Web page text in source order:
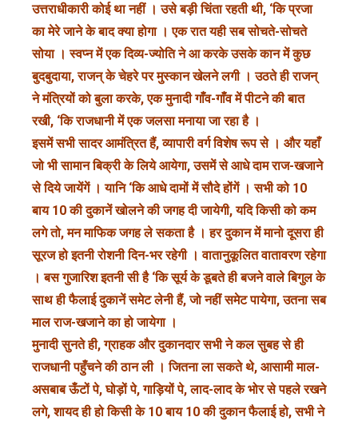
उत्तराधीकारी कोई था नहीं । उसे बड़ी चिंता रहती थी, ‘कि प्रजा
का मेरे जाने के बाद क्या होगा । एक रात यही सब सोचते-सोचते
सोया । स्वप्न में एक दिव्य-ज्योति ने आ करके उसके कान में कुछ
बुदबुदाया, राजन् के चेहरे पर मुस्कान खेलने लगी । उठते ही राजन्
ने मंत्रियों को बुला करके, एक मुनादी गाँव-गाँव में पीटने की बात
रखी, ‘कि राजधानी में एक जलसा मनाया जा रहा है ।
इसमें सभी सादर आमंत्रित हैं, व्यापारी वर्ग विशेष रूप से । और यहाँ
जो भी सामान बिक्री के लिये आयेगा, उसमें से आधे दाम राज-खजाने
से दिये जायेंगें । यानि ‘कि आधे दामों में सौदे होंगें । सभी को 10
बाय 10 की दुकानें खोलने की जगह दी जायेगी, यदि किसी को कम
लगे तो, मन माफिक जगह ले सकता है । हर दुकान में मानो दूसरा ही
सूरज हो इतनी रोशनी दिन-भर रहेगी । वातानुकूलित वातावरण रहेगा
। बस गुजारिश इतनी सी है ‘कि सूर्य के डूबते ही बजने वाले बिगुल के
साथ ही फैलाई दुकानें समेट लेनी हैं, जो नहीं समेट पायेगा, उतना सब
माल राज-खजाने का हो जायेगा ।
मुनादी सुनते ही, ग्राहक और दुकानदार सभी ने कल सुबह से ही
राजधानी पहुँचने की ठान ली । जितना ला सकते थे, आसामी माल-
असबाब ऊँटों पे, घोड़ों पे, गाड़ियों पे, लाद-लाद के भोर से पहले रखने
लगे, शायद ही हो किसी के 10 बाय 10 की दुकान फैलाई हो, सभी ने